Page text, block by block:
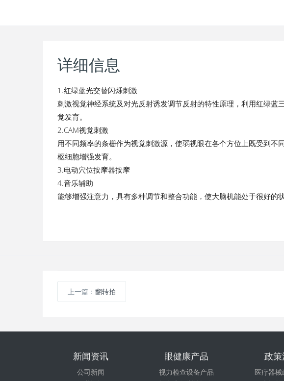
详细信息
1.红绿蓝光交替闪烁刺激
刺激视觉神经系统及对光反射诱发调节反射的特性原理，利用红绿蓝
觉发育。
2.CAM视觉刺激
用不同频率的条栅作为视觉刺激源，使弱视眼在各个方位上既受到不
枢细胞增强发育。
3.电动穴位按摩器按摩
4.音乐辅助
能够增强注意力，具有多种调节和整合功能，使大脑机能处于很好的状
上一篇： 翻转拍
新闻资讯
公司新闻
眼健康产品
视力检查设备产品
政
医疗器